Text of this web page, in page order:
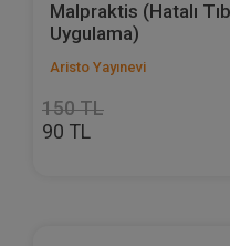
Malpraktis (Hatalı
Uygulama)
Aristo Yayınevi
150 TL
90 TL